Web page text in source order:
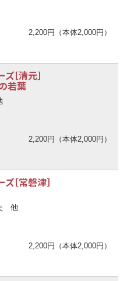
2,200円（本体2,000円）
［清元］
若葉
2,200円（本体2,000円）
［常磐津］
他
2,200円（本体2,000円）